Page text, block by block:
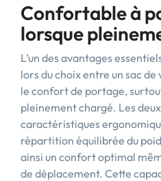
Confortable à
lorsque
L’un des avantages
lors du choix entre un sac de
le confort de portage,
pleinement chargé. Les
caractéristiques
répartition équilibrée du
ainsi un confort optimal
de déplacement. Cette